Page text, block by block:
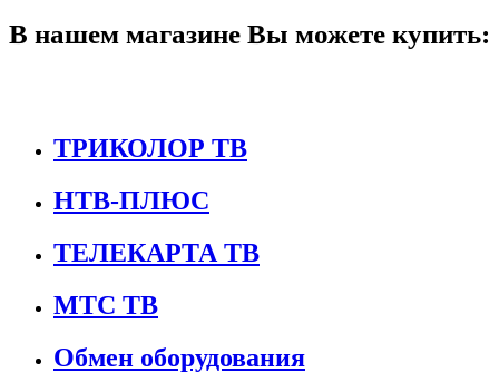
В нашем магазине Вы можете купить:
ТРИКОЛОР ТВ
НТВ-ПЛЮС
ТЕЛЕКАРТА ТВ
МТС ТВ
Обмен оборудования